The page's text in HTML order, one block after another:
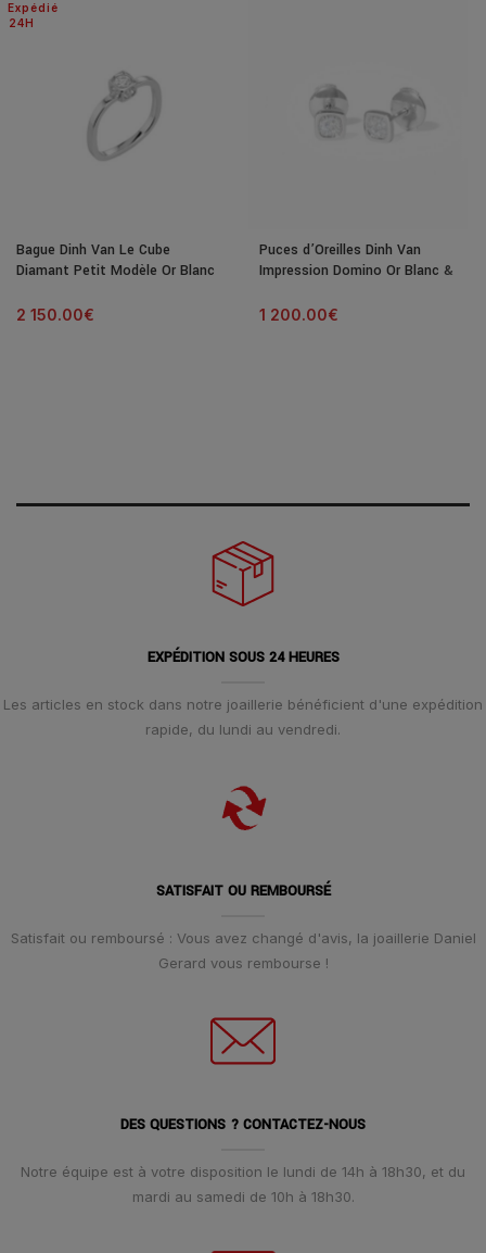
24H
Expédié
Bague Dinh Van Le Cube
Diamant Petit Modèle Or Blanc
2 150.00€
Puces d’Oreilles Dinh Van
Impression Domino Or Blanc &
1 200.00€
EXPÉDITION SOUS 24 HEURES
Les articles en stock dans notre joaillerie bénéficient d'une expédition
rapide, du lundi au vendredi.
SATISFAIT OU REMBOURSÉ
Satisfait ou remboursé : Vous avez changé d'avis, la joaillerie Daniel
Gerard vous rembourse !
DES QUESTIONS ? CONTACTEZ-NOUS
Notre équipe est à votre disposition le lundi de 14h à 18h30, et du
mardi au samedi de 10h à 18h30.